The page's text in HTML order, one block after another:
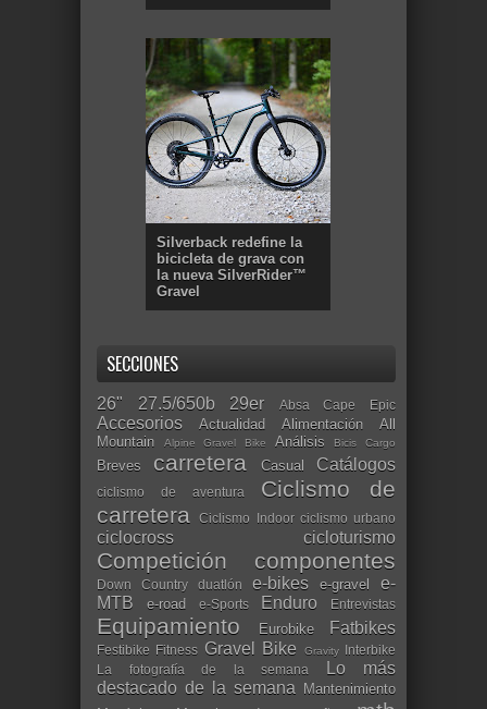
Silverback redefine la
bicicleta de grava con
la nueva SilverRider™
Gravel
SECCIONES
26" 27.5/650b 29er Absa Cape Epic
Accesorios Actualidad Alimentación
All
Mountain
Alpine Gravel Bike Análisis Bicis Cargo
Breves carretera Casual Catálogos
ciclismo de aventura
Ciclismo de
carretera
Ciclismo Indoor ciclismo urbano
ciclocross cicloturismo
Competición componentes
Down Country duatlón e-bikes e-gravel
e-
MTB
e-road e-Sports Enduro Entrevistas
Equipamiento Eurobike Fatbikes
Festibike Fitness Gravel Bike Gravity
Interbike
La fotografía de la semana
Lo más
destacado de la semana
Mantenimiento